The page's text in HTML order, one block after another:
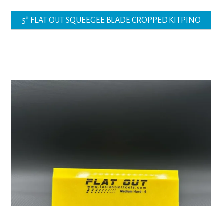
5” FLAT OUT SQUEEGEE BLADE CROPPED ΚΙΤΡΙΝΟ